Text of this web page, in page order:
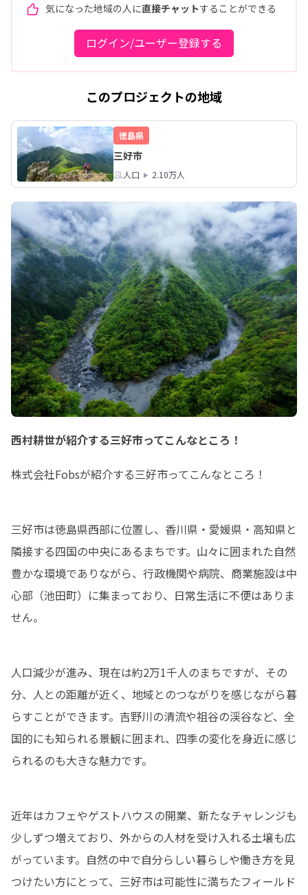
気になった地域の人に直接チャットすることができる
ログイン/ユーザー登録する
このプロジェクトの地域
徳島県
三好市
人口 2.10万人
西村耕世が紹介する三好市ってこんなところ！
株式会社Fobsが紹介する三好市ってこんなところ！
三好市は徳島県西部に位置し、香川県・愛媛県・高知県と
隣接する四国の中央にあるまちです。山々に囲まれた自然
豊かな環境でありながら、行政機関や病院、商業施設は中
心部（池田町）に集まっており、日常生活に不便はありま
せん。
人口減少が進み、現在は約2万1千人のまちですが、その
分、人との距離が近く、地域とのつながりを感じながら暮
らすことができます。吉野川の清流や祖谷の渓谷など、全
国的にも知られる景観に囲まれ、四季の変化を身近に感じ
られるのも大きな魅力です。
近年はカフェやゲストハウスの開業、新たなチャレンジも
少しずつ増えており、外からの人材を受け入れる土壌も広
がっています。自然の中で自分らしい暮らしや働き方を見
つけたい方にとって、三好市は可能性に満ちたフィールド